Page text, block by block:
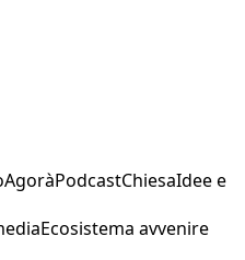
AgoràPodcastChiesaIdee e
Ecosistema avvenire